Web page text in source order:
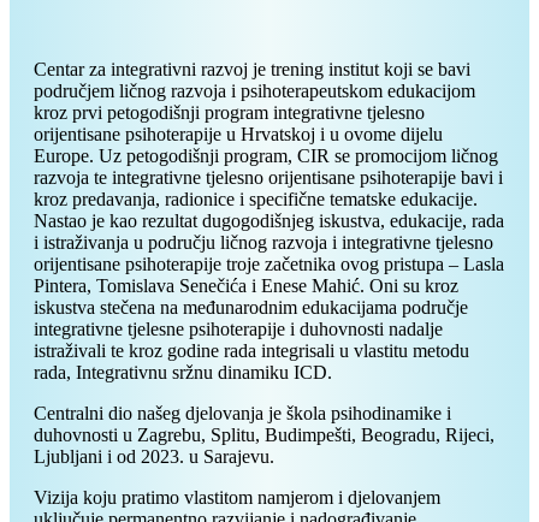
Centar za integrativni razvoj je trening institut koji se bavi
područjem ličnog razvoja i psihoterapeutskom edukacijom
kroz prvi petogodišnji program integrativne tjelesno
orijentisane psihoterapije u Hrvatskoj i u ovome dijelu
Europe. Uz petogodišnji program, CIR se promocijom ličnog
razvoja te integrativne tjelesno orijentisane psihoterapije bavi i
kroz predavanja, radionice i specifične tematske edukacije.
Nastao je kao rezultat dugogodišnjeg iskustva, edukacije, rada
i istraživanja u području ličnog razvoja i integrativne tjelesno
orijentisane psihoterapije troje začetnika ovog pristupa – Lasla
Pintera, Tomislava Senečića i Enese Mahić. Oni su kroz
iskustva stečena na međunarodnim edukacijama područje
integrativne tjelesne psihoterapije i duhovnosti nadalje
istraživali te kroz godine rada integrisali u vlastitu metodu
rada, Integrativnu sržnu dinamiku ICD.
Centralni dio našeg djelovanja je škola psihodinamike i
duhovnosti u Zagrebu, Splitu, Budimpešti, Beogradu, Rijeci,
Ljubljani i od 2023. u Sarajevu.
Vizija koju pratimo vlastitom namjerom i djelovanjem